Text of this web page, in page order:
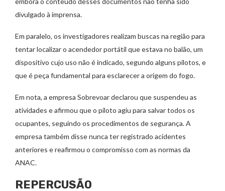
divulgado à imprensa.
Em paralelo, os investigadores realizam buscas na região para
tentar localizar o acendedor portátil que estava no balão, um
dispositivo cujo uso não é indicado, segundo alguns pilotos, e
que é peça fundamental para esclarecer a origem do fogo.
Em nota, a empresa Sobrevoar declarou que suspendeu as
atividades e afirmou que o piloto agiu para salvar todos os
ocupantes, seguindo os procedimentos de segurança. A
empresa também disse nunca ter registrado acidentes
anteriores e reafirmou o compromisso com as normas da
ANAC.
REPERCUSÃO